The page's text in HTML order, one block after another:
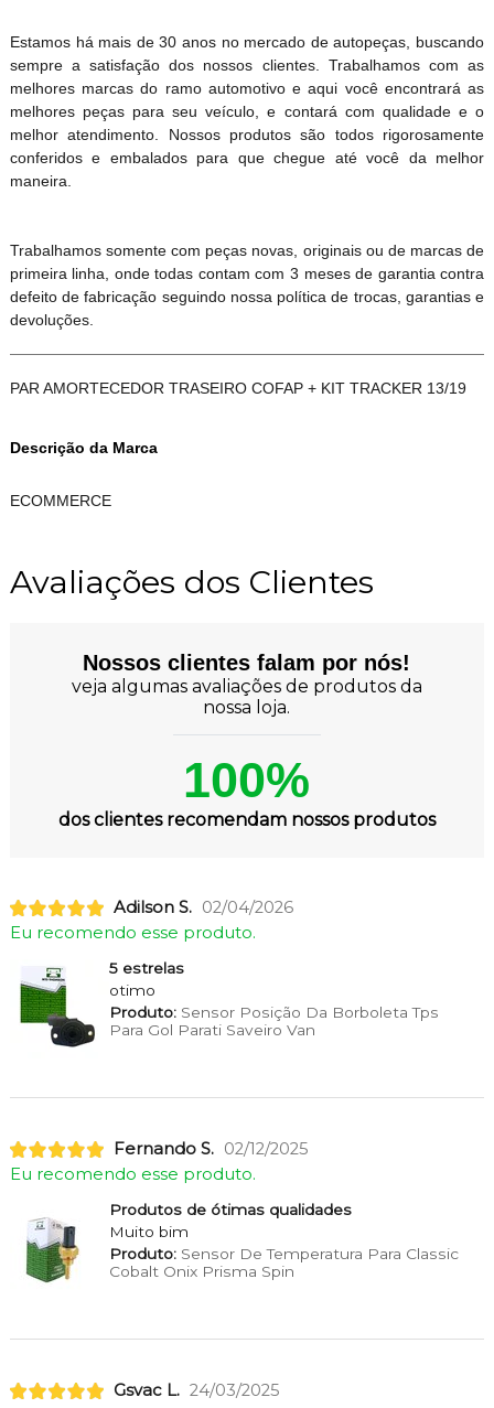
Estamos há mais de 30 anos no mercado de autopeças, buscando
sempre a satisfação dos nossos clientes. Trabalhamos com as
melhores marcas do ramo automotivo e aqui você encontrará as
melhores peças para seu veículo, e contará com qualidade e o
melhor atendimento. Nossos produtos são todos rigorosamente
conferidos e embalados para que chegue até você da melhor
maneira.
Trabalhamos somente com peças novas, originais ou de marcas de
primeira linha, onde todas contam com 3 meses de garantia contra
defeito de fabricação seguindo nossa política de trocas, garantias e
devoluções.
PAR AMORTECEDOR TRASEIRO COFAP + KIT TRACKER 13/19
Descrição da Marca
ECOMMERCE
Avaliações dos Clientes
Nossos clientes falam por nós!
veja algumas avaliações de produtos da
nossa loja.
100%
dos clientes recomendam nossos produtos
Adilson S. 02/04/2026
Eu recomendo esse produto.
5 estrelas
otimo
Produto:Sensor Posição Da Borboleta Tps
Para Gol Parati Saveiro Van
Fernando S. 02/12/2025
Eu recomendo esse produto.
Produtos de ótimas qualidades
Muito bim
Produto:Sensor De Temperatura Para Classic
Cobalt Onix Prisma Spin
Gsvac L. 24/03/2025